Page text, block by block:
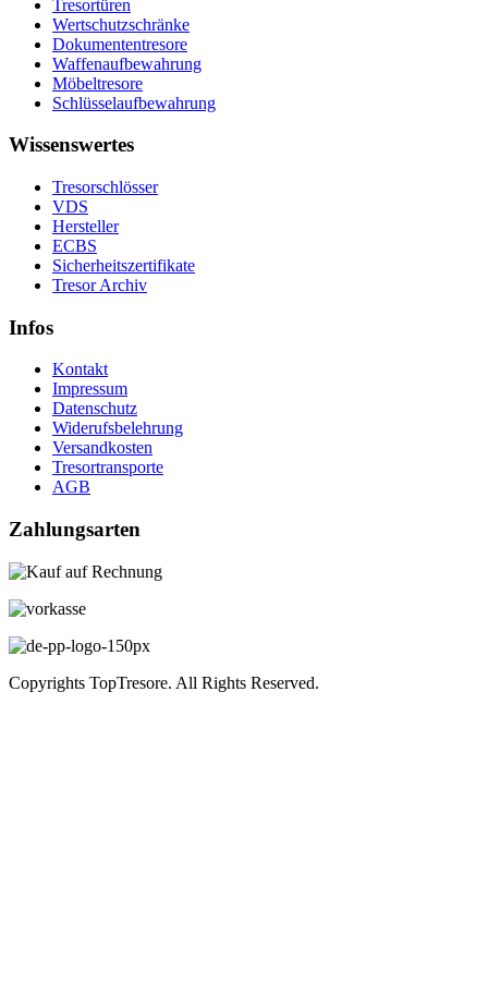
Tresortüren
Wertschutzschränke
Dokumententresore
Waffenaufbewahrung
Möbeltresore
Schlüsselaufbewahrung
Wissenswertes
Tresorschlösser
VDS
Hersteller
ECBS
Sicherheitszertifikate
Tresor Archiv
Infos
Kontakt
Impressum
Datenschutz
Widerufsbelehrung
Versandkosten
Tresortransporte
AGB
Zahlungsarten
Copyrights TopTresore. All Rights Reserved.